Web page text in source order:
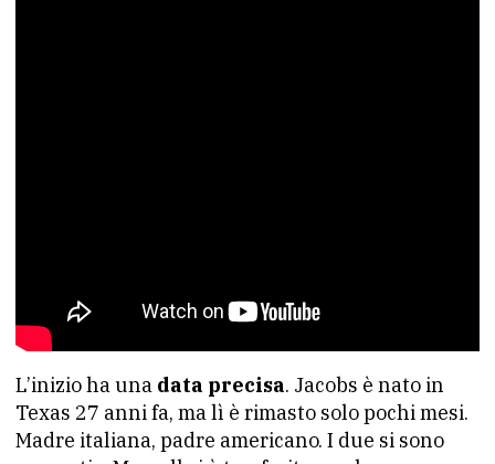
L’inizio ha una data precisa. Jacobs è nato in
Texas 27 anni fa, ma lì è rimasto solo pochi mesi.
Madre italiana, padre americano. I due si sono